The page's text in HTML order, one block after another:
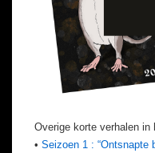
Overige korte verhalen in
• Seizoen 1 : “Ontsnapte